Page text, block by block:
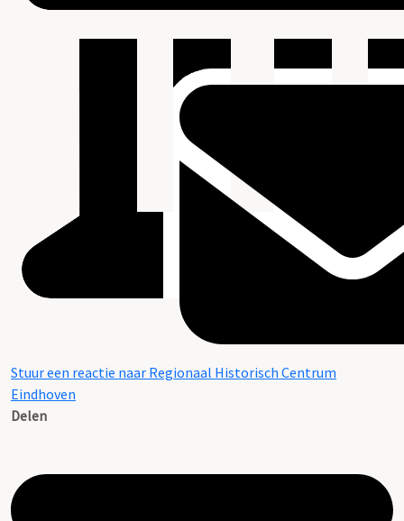
Stuur een reactie naar Regionaal Historisch Centrum
Eindhoven
Delen